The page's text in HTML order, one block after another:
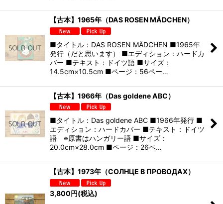
【古本】1965年（DAS ROSEN MÄDCHEN）
■タイトル：DAS ROSEN MÄDCHEN ■1965年
発行（だと思います） ■エディション：ハードカ
バー ■テキスト：ドイツ語 ■サイズ：
14.5cm×10.5cm ■ページ：56ペー…
【古本】1966年（Das goldene ABC）
■タイトル：Das goldene ABC ■1966年発行 ■
エディション：ハードカバー ■テキスト：ドイツ
語 ※原書はハンガリー語 ■サイズ：
20.0cm×28.0cm ■ページ：26ペ…
【古本】1973年（СОЛНЦЕ B ПРОВОДАХ）
3,800円(税込)